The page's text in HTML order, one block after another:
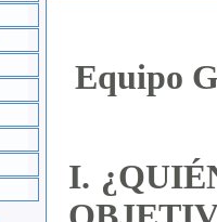
Equipo
I.